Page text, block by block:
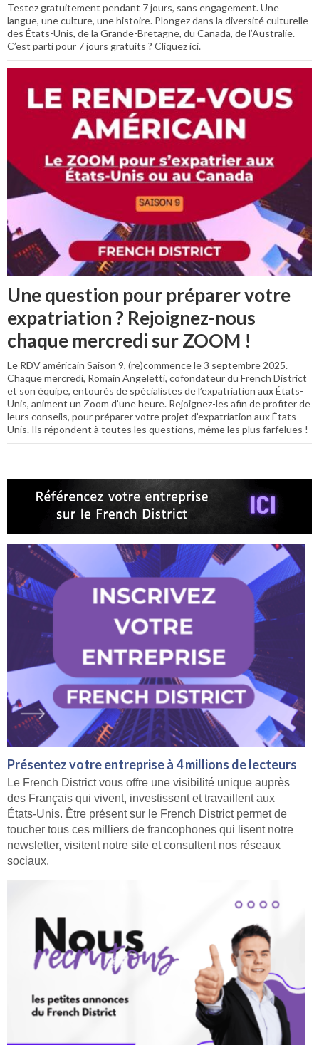
Testez gratuitement pendant 7 jours, sans engagement. Une
langue, une culture, une histoire. Plongez dans la diversité culturelle
des États-Unis, de la Grande-Bretagne, du Canada, de l’Australie.
C’est parti pour 7 jours gratuits ? Cliquez ici.
Une question pour préparer votre
expatriation ? Rejoignez-nous
chaque mercredi sur ZOOM !
Le RDV américain Saison 9, (re)commence le 3 septembre 2025.
Chaque mercredi, Romain Angeletti, cofondateur du French District
et son équipe, entourés de spécialistes de l’expatriation aux États-
Unis, animent un Zoom d’une heure. Rejoignez-les afin de profiter de
leurs conseils, pour préparer votre projet d’expatriation aux États-
Unis. Ils répondent à toutes les questions, même les plus farfelues !
Présentez votre entreprise à 4 millions de lecteurs
Le French District vous offre une visibilité unique auprès
des Français qui vivent, investissent et travaillent aux
États-Unis. Être présent sur le French District permet de
toucher tous ces milliers de francophones qui lisent notre
newsletter, visitent notre site et consultent nos réseaux
sociaux.